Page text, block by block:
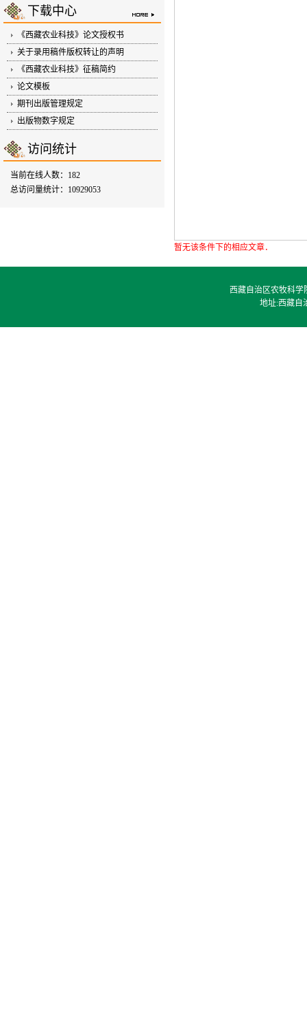
暂无该条件下的相应文章．
下载中心
《西藏农业科技》论文授权书
关于录用稿件版权转让的声明
《西藏农业科技》征稿简约
论文模板
期刊出版管理规定
出版物数字规定
访问统计
当前在线人数：182
总访问量统计：10929053
西藏自治区农牧科学
地址:西藏自